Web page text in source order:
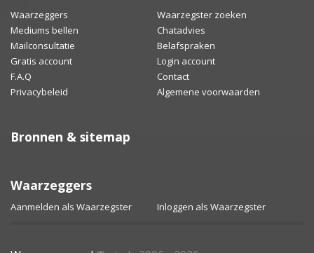
Waarzeggers
Waarzegster zoeken
Mediums bellen
Chatadvies
Mailconsultatie
Belafspraken
Gratis account
Login account
F.A.Q
Contact
Privacybeleid
Algemene voorwaarden
Bronnen & sitemap
Waarzeggers
Aanmelden als Waarzegster Inloggen als Waarzegster